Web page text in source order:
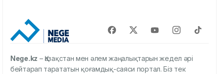
Nege.kz – Қазақстан мен әлем жаңалықтарын жедел әрі
бейтарап тарататын қоғамдық-саяси портал. Біз тек